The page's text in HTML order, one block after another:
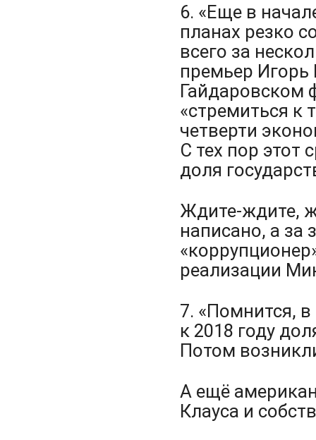
6. «Еще в
планах резко
всего за
премьер Игорь
Гайдаровском
«стремиться к
четверти
С тех пор этот
доля
Ждите-ждите,
написано, а
реализации
7. «Помнится, в
к 2018 году
Потом
А ещё
Клауса и